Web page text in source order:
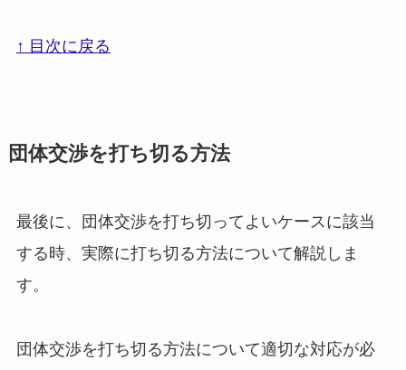
↑ 目次に戻る
団体交渉を打ち切る方法
最後に、団体交渉を打ち切ってよいケースに該当
する時、実際に打ち切る方法について解説しま
す。
団体交渉を打ち切る方法について適切な対応が必